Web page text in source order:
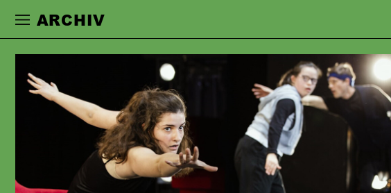
Zur Hauptnavigation springen
ARCHIV